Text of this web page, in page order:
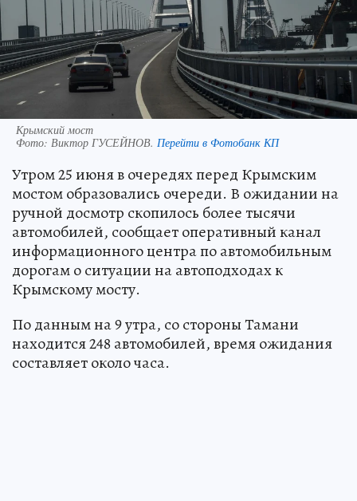
Крымский мост
Фото: Виктор ГУСЕЙНОВ. Перейти в Фотобанк КП
Утром 25 июня в очередях перед Крымским
мостом образовались очереди. В ожидании на
ручной досмотр скопилось более тысячи
автомобилей, сообщает оперативный канал
информационного центра по автомобильным
дорогам о ситуации на автоподходах к
Крымскому мосту.
По данным на 9 утра, со стороны Тамани
находится 248 автомобилей, время ожидания
составляет около часа.